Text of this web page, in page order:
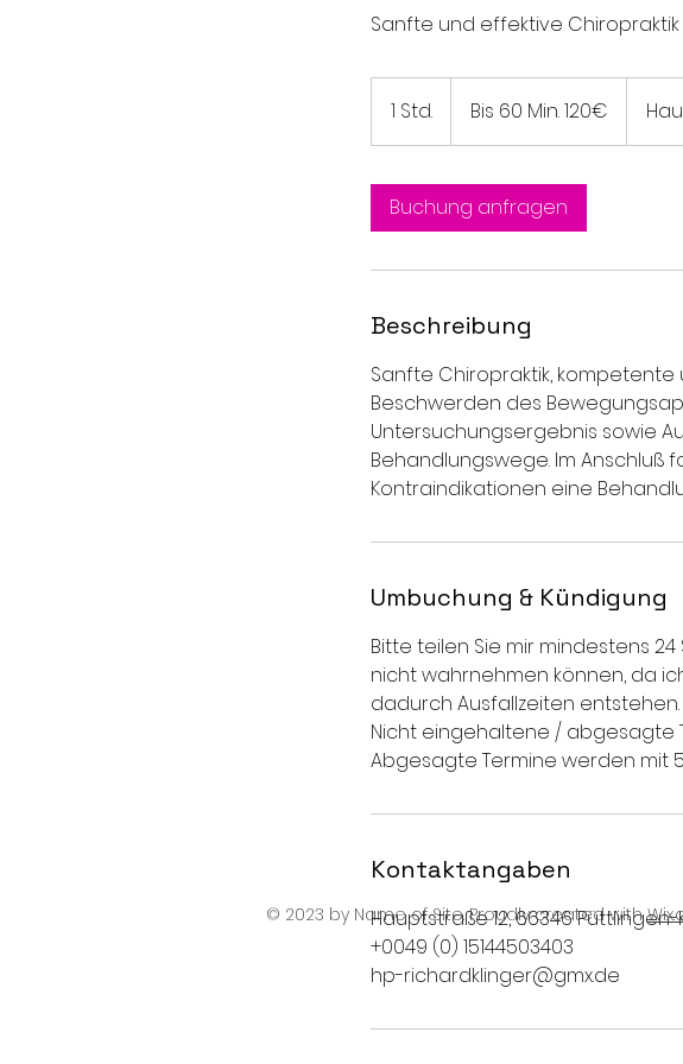
Sanfte und effektive Chiropraktik
1 Std.
S
d
Min.Bis 60 Min. 120€
Buchung anfragen
Beschreibung
Sanfte Chiropraktik,
Beschwerden des
Untersuchungsergebnis sowie
Behandlungswege. Im
Kontraindikationen eine
Umbuchung & Kündigung
Bitte teilen Sie mir mindestens
nicht wahrnehmen können, da
dadurch Ausfallzeiten entstehen.
Nicht eingehaltene / abgesagte
Abgesagte Termine werden mit
Kontaktangaben
Hauptstraße 12, 66346
+0049 (0) 15144503403
hp-richardklinger@gmx.de
© 2023 by Name of Site. Proudly created with